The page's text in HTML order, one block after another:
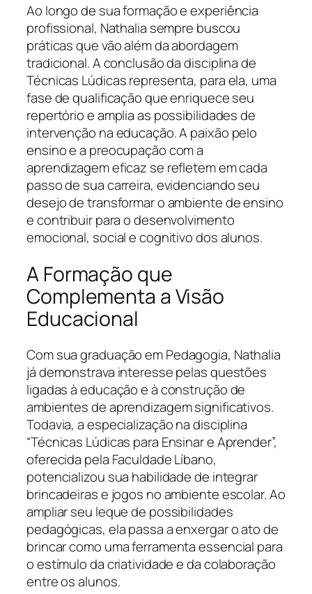
Ao longo de sua formação e experiência
profissional, Nathalia sempre buscou
práticas que vão além da abordagem
tradicional. A conclusão da disciplina de
Técnicas Lúdicas representa, para ela, uma
fase de qualificação que enriquece seu
repertório e amplia as possibilidades de
intervenção na educação. A paixão pelo
ensino e a preocupação com a
aprendizagem eficaz se refletem em cada
passo de sua carreira, evidenciando seu
desejo de transformar o ambiente de ensino
e contribuir para o desenvolvimento
emocional, social e cognitivo dos alunos.
A Formação que
Complementa a Visão
Educacional
Com sua graduação em Pedagogia, Nathalia
já demonstrava interesse pelas questões
ligadas à educação e à construção de
ambientes de aprendizagem significativos.
Todavia, a especialização na disciplina
“Técnicas Lúdicas para Ensinar e Aprender”,
oferecida pela Faculdade Líbano,
potencializou sua habilidade de integrar
brincadeiras e jogos no ambiente escolar. Ao
ampliar seu leque de possibilidades
pedagógicas, ela passa a enxergar o ato de
brincar como uma ferramenta essencial para
o estímulo da criatividade e da colaboração
entre os alunos.